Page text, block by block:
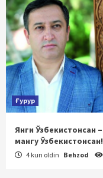
Ғурур
Янги Ўзбекистонсан –
мангу Ўзбекистонсан!
4 kun oldin Behzod